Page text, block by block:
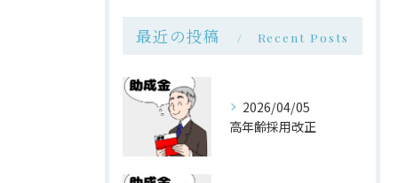
最近の投稿 Recent Posts
2026/04/05
高年齢採用改正